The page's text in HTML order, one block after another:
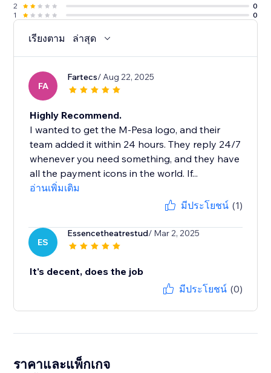
2
0
1
0
เรียงตาม ล่าสุด
FA
Fartecs/ Aug 22, 2025
Highly Recommend.
I wanted to get the M-Pesa logo, and their
team added it within 24 hours. They reply 24/7
whenever you need something, and they have
all the payment icons in the world. If...
อ่านเพิ่มเติม
มีประโยชน์ (1)
ES
Essencetheatrestud/ Mar 2, 2025
It's decent, does the job
มีประโยชน์ (0)
ราคาและแพ็กเกจ